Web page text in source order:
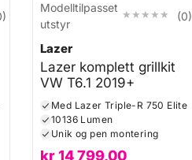
Modelltilpasset
utstyr
★★★★★
★★★★★ (0)
Lazer
Lazer komplett grillkit
VW T6.1 2019+
Med Lazer Triple-R 750 Elite
10136 Lumen
Unik og pen montering
kr14 799,00